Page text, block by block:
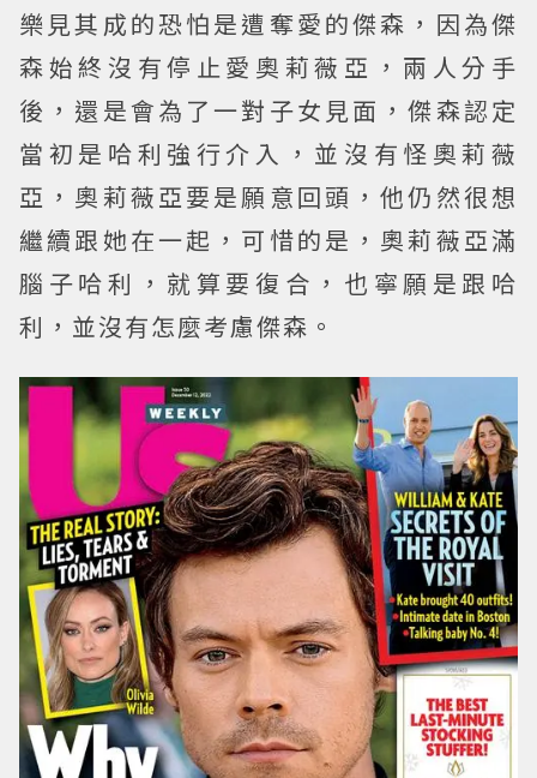
樂見其成的恐怕是遭奪愛的傑森，因為傑
森始終沒有停止愛奧莉薇亞，兩人分手
後，還是會為了一對子女見面，傑森認定
當初是哈利強行介入，並沒有怪奧莉薇
亞，奧莉薇亞要是願意回頭，他仍然很想
繼續跟她在一起，可惜的是，奧莉薇亞滿
腦子哈利，就算要復合，也寧願是跟哈
利，並沒有怎麼考慮傑森。